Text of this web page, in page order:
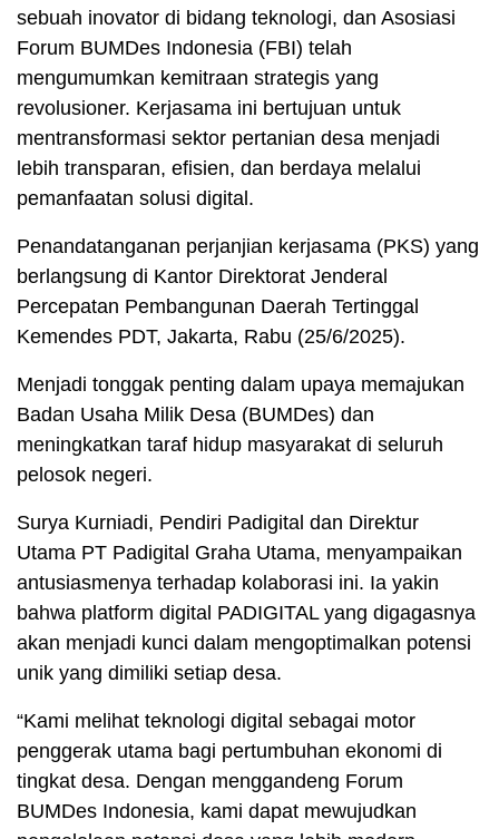
sebuah inovator di bidang teknologi, dan Asosiasi
Forum BUMDes Indonesia (FBI) telah
mengumumkan kemitraan strategis yang
revolusioner. Kerjasama ini bertujuan untuk
mentransformasi sektor pertanian desa menjadi
lebih transparan, efisien, dan berdaya melalui
pemanfaatan solusi digital.
Penandatanganan perjanjian kerjasama (PKS) yang
berlangsung di Kantor Direktorat Jenderal
Percepatan Pembangunan Daerah Tertinggal
Kemendes PDT, Jakarta, Rabu (25/6/2025).
Menjadi tonggak penting dalam upaya memajukan
Badan Usaha Milik Desa (BUMDes) dan
meningkatkan taraf hidup masyarakat di seluruh
pelosok negeri.
Surya Kurniadi, Pendiri Padigital dan Direktur
Utama PT Padigital Graha Utama, menyampaikan
antusiasmenya terhadap kolaborasi ini. Ia yakin
bahwa platform digital PADIGITAL yang digagasnya
akan menjadi kunci dalam mengoptimalkan potensi
unik yang dimiliki setiap desa.
“Kami melihat teknologi digital sebagai motor
penggerak utama bagi pertumbuhan ekonomi di
tingkat desa. Dengan menggandeng Forum
BUMDes Indonesia, kami dapat mewujudkan